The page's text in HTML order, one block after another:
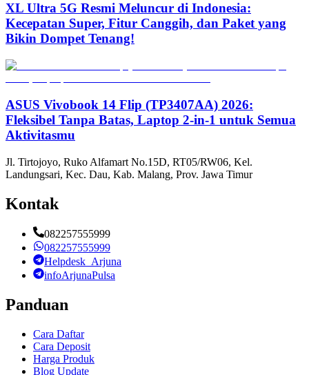
XL Ultra 5G Resmi Meluncur di Indonesia:
Kecepatan Super, Fitur Canggih, dan Paket yang
Bikin Dompet Tenang!
ASUS Vivobook 14 Flip (TP3407AA) 2026:
Fleksibel Tanpa Batas, Laptop 2-in-1 untuk Semua
Aktivitasmu
Jl. Tirtojoyo, Ruko Alfamart No.15D, RT05/RW06, Kel.
Landungsari, Kec. Dau, Kab. Malang, Prov. Jawa Timur
Kontak
082257555999
082257555999
Helpdesk_Arjuna
infoArjunaPulsa
Panduan
Cara Daftar
Cara Deposit
Harga Produk
Blog Update